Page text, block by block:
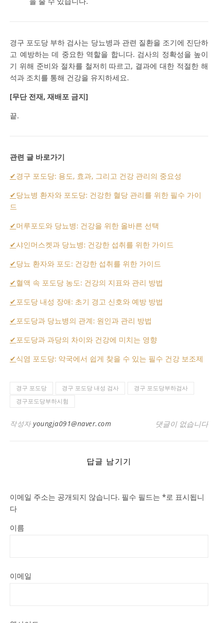
경구 포도당 부하 검사는 당뇨병과 관련 질환을 조기에 진단하
고 예방하는 데 중요한 역할을 합니다. 검사의 정확성을 높이
기 위해 준비와 절차를 철저히 따르고, 결과에 대한 적절한 해
석과 조치를 통해 건강을 유지하세요.
[무단 전재, 재배포 금지]
끝.
관련 글 바로가기
✔경구 포도당: 용도, 효과, 그리고 건강 관리의 중요성
✔당뇨병 환자와 포도당: 건강한 혈당 관리를 위한 필수 가이
드
✔머루포도와 당뇨병: 건강을 위한 올바른 선택
✔샤인머스켓과 당뇨병: 건강한 섭취를 위한 가이드
✔당뇨 환자와 포도: 건강한 섭취를 위한 가이드
✔혈액 속 포도당 농도: 건강의 지표와 관리 방법
✔포도당 내성 장애: 초기 경고 신호와 예방 방법
✔포도당과 당뇨병의 관계: 원인과 관리 방법
✔포도당과 과당의 차이와 건강에 미치는 영향
✔식염 포도당: 약국에서 쉽게 찾을 수 있는 필수 건강 보조제
경구 포도당 경구 포도당 내성 검사
경구 포도당부하검사
경구포도당부하시험
작성자 youngja091@naver.com 댓글이 없습니다
답글 남기기
이메일 주소는 공개되지 않습니다. 필수 필드는 *로 표시됩니
다
이름
이메일